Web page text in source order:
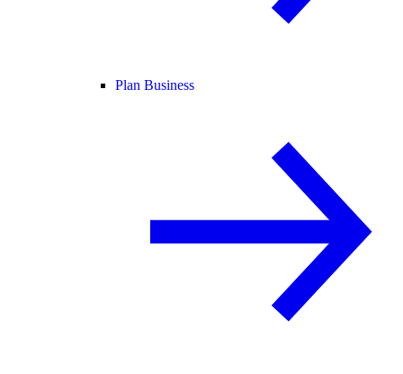
Plan Business